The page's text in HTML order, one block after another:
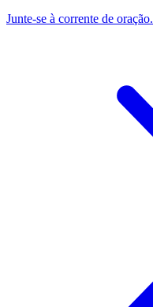
Junte-se à corrente de oração.